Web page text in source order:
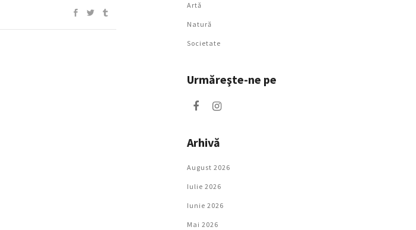
Artǎ
Natură
Societate
Urmăreşte-ne pe
Arhivă
August 2026
Iulie 2026
Iunie 2026
Mai 2026